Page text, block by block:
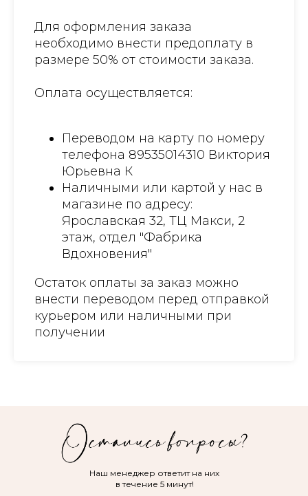
Для оформления заказа
необходимо внести предоплату в
размере 50% от стоимости заказа.
Оплата осуществляется:
Переводом на карту по номеру
телефона 89535014310 Виктория
Юрьевна К
Наличными или картой у нас в
магазине по адресу:
Ярославская 32, ТЦ Макси, 2
этаж, отдел "Фабрика
Вдохновения"
Остаток оплаты за заказ можно
внести переводом перед отправкой
курьером или наличными при
получении
Наш менеджер ответит на них
в течение 5 минут!